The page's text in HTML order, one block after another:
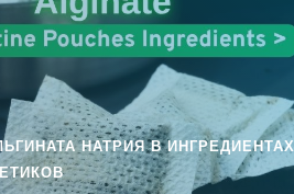
НАТРИЯ В ИНГРЕДИЕНТАХ